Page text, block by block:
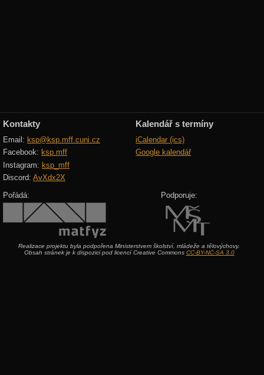
Kontakty
Email: ksp@ksp.mff.cuni.cz
Facebook: ksp.mff
Instagram: ksp_mff
Discord: AvXdx2X
Kalendář s termíny
iCalendar (ics)
Google kalendář
Pořádá: Podporuje:
Realizace projektu byla podpořena Ministerstvem školství, mládeže a tělovýchovy.
Obsah stránek je k dispozici pod licencí Creative Commons CC-BY-NC-SA 3.0